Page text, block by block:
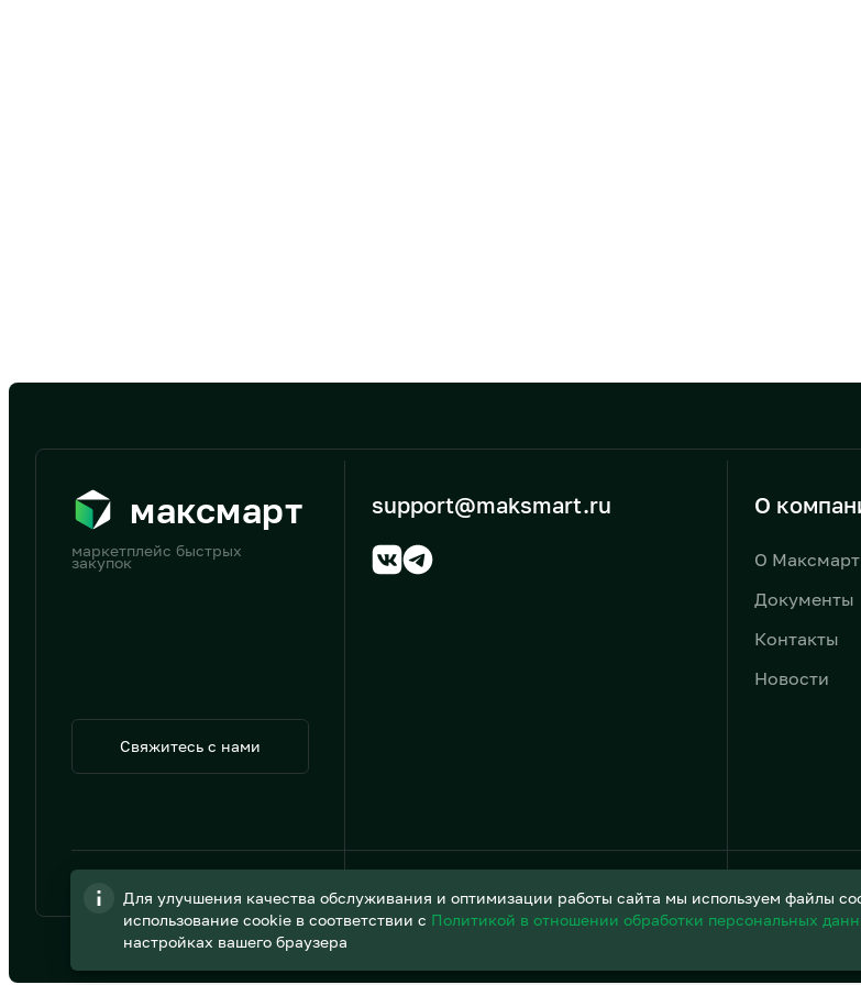
максмарт
маркетплейс быстрых
закупок
Свяжитесь с нами
support@maksmart.ru О
О Максмарт
Документы
Контакты
Новости
Для улучшения качества обслуживания и оптимизации работы сайта мы используем файлы
использование cookie в соответствии с Политикой в отношении обработки персональных
настройках вашего браузера